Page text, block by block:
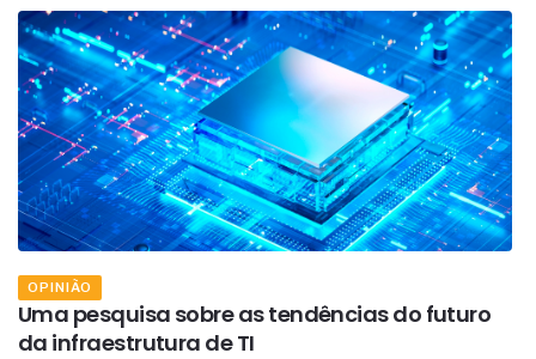
OPINIÃO
Uma pesquisa sobre as tendências do futuro
da infraestrutura de TI